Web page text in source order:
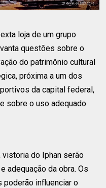
loja de um grupo
questões sobre o
do patrimônio cultural
próxima a um dos
da capital federal,
sobre o uso adequado
do Iphan serão
adequação da obra. Os
influenciar o